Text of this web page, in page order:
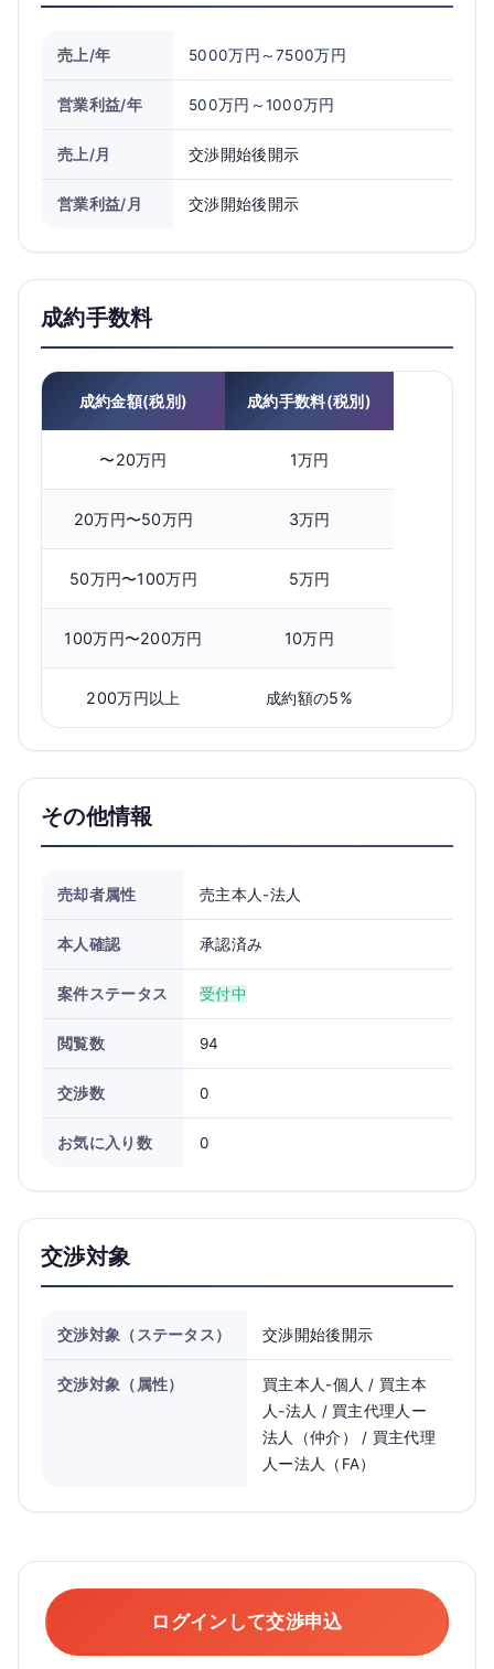
売上/年 5000万円～7500万円
営業利益/年 500万円～1000万円
売上/月 交渉開始後開示
営業利益/月 交渉開始後開示
成約手数料
成約金額(税別) 成約手数料(税別)
〜20万円 1万円
20万円〜50万円 3万円
50万円〜100万円 5万円
100万円〜200万円 10万円
200万円以上 成約額の5%
その他情報
売却者属性 売主本人-法人
本人確認 承認済み
案件ステータス 受付中
閲覧数 94
交渉数 0
お気に入り数 0
交渉対象
交渉対象（ステータス） 交渉開始後開示
交渉対象（属性）
買主本人-個人 / 買主本
人-法人 / 買主代理人ー
法人（仲介） / 買主代理
人ー法人（FA）
ログインして交渉申込